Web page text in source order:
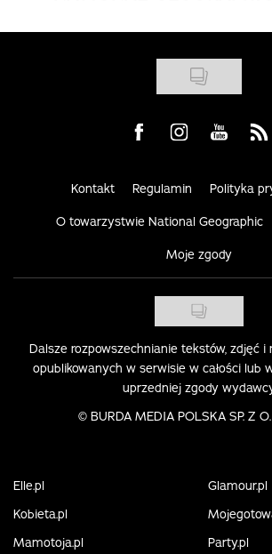
Visit us on Facebook
Visit us onVisit us on
Kontakt Regulamin Polityka
O towarzystwie National Geographic
Moje zgody
Dalsze rozpowszechnianie tekstów, zdjęć i
opublikowanych w serwisie w całości lub
uprzedniej zgody
© BURDA MEDIA POLSKA SP. Z
Elle.pl
Glamour.pl
Kobieta.pl
Mamotoja.pl
Party.pl